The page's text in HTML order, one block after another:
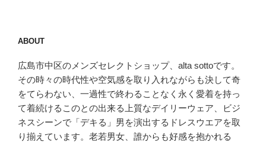
ABOUT
広島市中区のメンズセレクトショップ、alta sottoです。
その時々の時代性や空気感を取り入れながらも決して奇
をてらわない、一過性で終わることなく永く愛着を持っ
て着続けるこのとの出来る上質なデイリーウェア、ビジ
ネスシーンで「デキる」男を演出するドレスウエアを取
り揃えています。老若男女、誰からも好感を抱かれる